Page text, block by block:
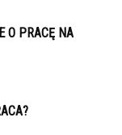
O PRACĘ NA